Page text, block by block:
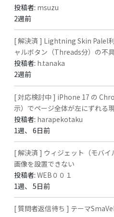
投稿者: msuzu
2週前
[ 解決済 ] Lightning Skin Palel
ャルボタン（Threads分）の不
投稿者: h.tanaka
2週前
[ 対応検討中 ] iPhone 17 の
示）でページ全体が左にずれる
投稿者: harapekotaku
1週、 6日前
[ 解決済 ] ウィジェット（モバイ
画像を設置できない
投稿者:WEB００１
1週、 5日前
[ 質問者返信待ち ] テーマ